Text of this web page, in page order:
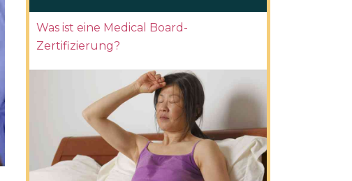
Was ist eine Medical Board-
Zertifizierung?